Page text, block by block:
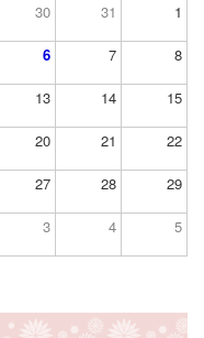
30 31 1
6 7 8
13 14 15
20 21 22
27 28 29
3 4 5